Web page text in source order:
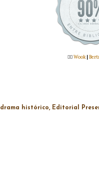
👉🏻Wook|
drama histórico Editorial